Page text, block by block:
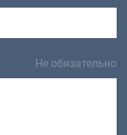
Не обязательно